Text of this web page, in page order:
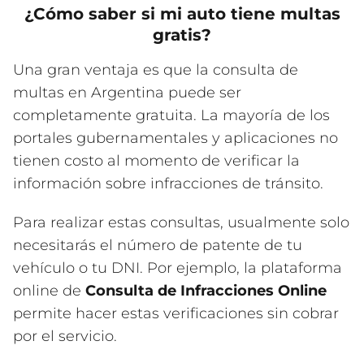
¿Cómo saber si mi auto tiene multas
gratis?
Una gran ventaja es que la consulta de
multas en Argentina puede ser
completamente gratuita. La mayoría de los
portales gubernamentales y aplicaciones no
tienen costo al momento de verificar la
información sobre infracciones de tránsito.
Para realizar estas consultas, usualmente solo
necesitarás el número de patente de tu
vehículo o tu DNI. Por ejemplo, la plataforma
online de Consulta de Infracciones Online
permite hacer estas verificaciones sin cobrar
por el servicio.